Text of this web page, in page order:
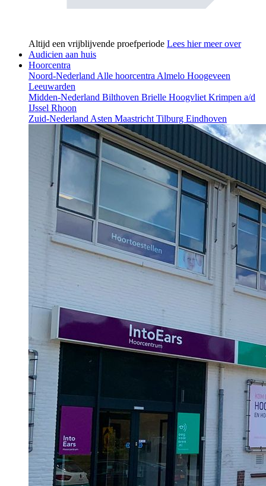
Altijd een vrijblijvende proefperiode Lees hier meer over
Audicien aan huis
Hoorcentra
Noord-Nederland Alle hoorcentra Almelo Hoogeveen
Leeuwarden
Midden-Nederland Bilthoven Brielle Hoogvliet Krimpen a/d
IJssel Rhoon
Zuid-Nederland Asten Maastricht Tilburg Eindhoven